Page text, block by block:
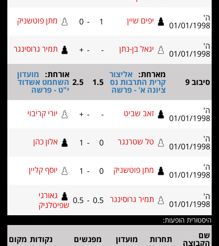
01/ יפים שיין 1 מתן פוטשניק
01/ יגאל בן-נתן -
- תמיר גרוסינגר
מארחת:אליצור
קרית התרבות נס
ציונה א' - פרשה
1.5
2.5
מועדון
השחמט אשדוד
י"ט - פרשה
01/ זאב שביט - יורי קריבוי
01/ טל שטרנגר 0
- אלון כהן
01/ מתן פוטשניק 0
- יוסף קליין
01/ תמיר גרוסינגר 0.5
-
0.5
גאורגי
שפיטלניק
הופעות:
תחרות מועדון מפגשים נקודות מקום